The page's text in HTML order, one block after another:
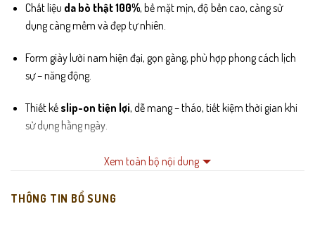
Chất liệu da bò thật 100%, bề mặt mịn, độ bền cao, càng sử
dụng càng mềm và đẹp tự nhiên.
Form giày lười nam hiện đại, gọn gàng, phù hợp phong cách lịch
sự – năng động.
Thiết kế slip-on tiện lợi, dễ mang – tháo, tiết kiệm thời gian khi
sử dụng hằng ngày.
Mũi giày bo tròn vừa phải, tạo cảm giác thanh thoát, không thô
Lót trong êm ái, thoáng khí, hạn chế hầm bí khi mang lâu.
Xem toàn bộ nội dung
THÔNG TIN BỔ SUNG